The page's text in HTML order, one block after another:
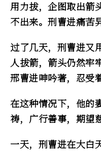
用力拔，企图取出箭
不出来。刑曹进痛苦
过了几天，刑曹进又
人拔箭，箭头仍然牢
邢曹进呻吟著，忍受
在这种情况下，他的
祷，广行善事，期望
一天，刑曹进在大白